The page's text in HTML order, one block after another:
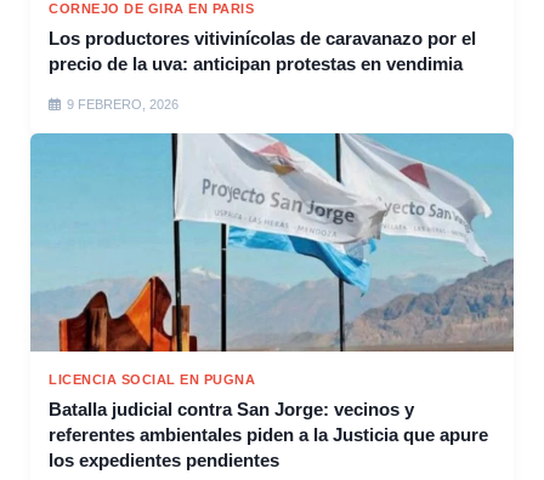
CORNEJO DE GIRA EN PARIS
Los productores vitivinícolas de caravanazo por el
precio de la uva: anticipan protestas en vendimia
9 FEBRERO, 2026
LICENCIA SOCIAL EN PUGNA
Batalla judicial contra San Jorge: vecinos y
referentes ambientales piden a la Justicia que apure
los expedientes pendientes